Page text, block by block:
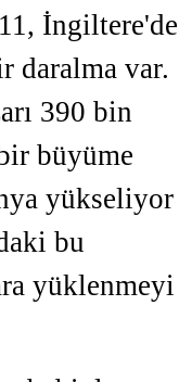
İngiltere'de
daralma var.
390 bin
büyüme
yükseliyor
bu
yüklenmeyi